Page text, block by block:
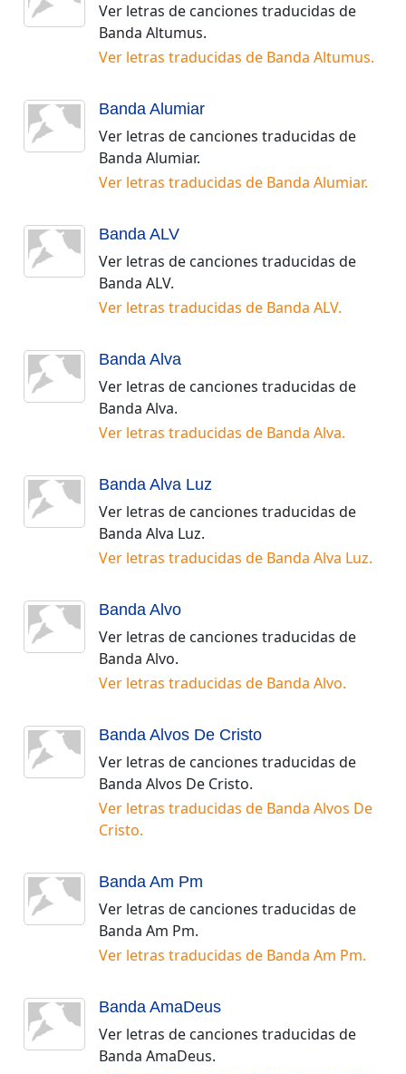
Ver letras de canciones traducidas de
Banda Altumus.
Ver letras traducidas de Banda Altumus.
Banda Alumiar
Ver letras de canciones traducidas de
Banda Alumiar.
Ver letras traducidas de Banda Alumiar.
Banda ALV
Ver letras de canciones traducidas de
Banda ALV.
Ver letras traducidas de Banda ALV.
Banda Alva
Ver letras de canciones traducidas de
Banda Alva.
Ver letras traducidas de Banda Alva.
Banda Alva Luz
Ver letras de canciones traducidas de
Banda Alva Luz.
Ver letras traducidas de Banda Alva Luz.
Banda Alvo
Ver letras de canciones traducidas de
Banda Alvo.
Ver letras traducidas de Banda Alvo.
Banda Alvos De Cristo
Ver letras de canciones traducidas de
Banda Alvos De Cristo.
Ver letras traducidas de Banda Alvos De
Cristo.
Banda Am Pm
Ver letras de canciones traducidas de
Banda Am Pm.
Ver letras traducidas de Banda Am Pm.
Banda AmaDeus
Ver letras de canciones traducidas de
Banda AmaDeus.